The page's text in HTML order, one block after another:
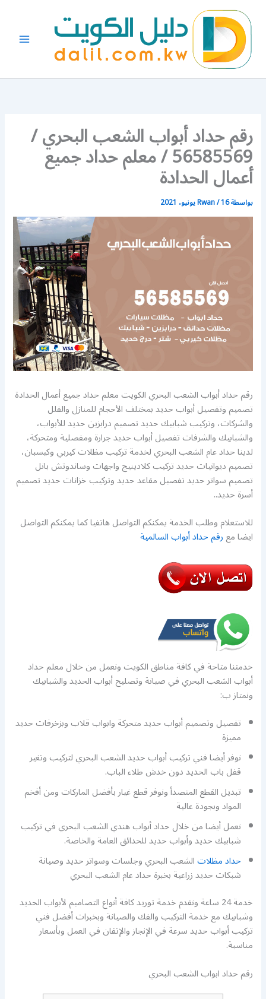
المحتوى
رقم حداد أبواب الشعب البحري /
56585569 / معلم حداد جميع
أعمال الحدادة
بواسطة Rwan/16 يونيو، 2021
رقم حداد أبواب الشعب البحري الكويت معلم حداد جميع أعمال الحدادة
تصميم وتفصيل أبواب حديد بمختلف الأحجام للمنازل والفلل
والشركات، وتركيب شبابيك حديد تصميم درابزين حديد للأبواب،
والشبابيك والشرفات تفصيل أبواب حديد جرارة ومفصلية ومتحركة،
لدينا حداد عام الشعب البحري لخدمة تركيب مظلات كيربي وكيسبان،
تصميم ديوانيات حديد تركيب كلادينيج واجهات وساندوتش بانل
تصميم سواتر حديد تفصيل مقاعد حديد وتركيب خزانات حديد تصميم
أسرة حديد..
للاستعلام وطلب الخدمة يمكنكم التواصل هاتفيا كما يمكنكم التواصل
ايضا معرقم حداد أبواب السالمية
خدمتنا متاحة في كافة مناطق الكويت ونعمل من خلال معلم حداد
أبواب الشعب البحري في صيانة وتصليح أبواب الحديد والشبابيك
ونمتاز ب:
تفصيل وتصميم أبواب حديد متحركة وابواب قلاب وبزخرفات حديد
مميزة
نوفر أيضا فني تركيب أبواب حديد الشعب البحري لتركيب وتغير
قفل باب الحديد دون خدش طلاء الباب.
تبديل القطع المتصدأ ونوفر قطع غيار بأفضل الماركات ومن أفخم
المواد وبجودة عالية
نعمل أيضا من خلال حداد أبواب هندي الشعب البحري في تركيب
شبابيك حديد وأبواب حديد للحدائق العامة والخاصة.
حداد مظلاتالشعب البحري وجلسات وسواتر حديد وصيانة
شبكات حديد زراعية بخبرة حداد عام الشعب البحري
خدمة 24 ساعة ونقدم خدمة توريد كافة أنواع التصاميم لأبواب الحديد
وشبابيك مع خدمة التركيب والفك والصيانة وبخبرات أفضل فني
تركيب أبواب حديد سرعة في الإنجاز والإتقان في العمل وبأسعار
مناسبة.
رقم حداد ابواب الشعب البحري